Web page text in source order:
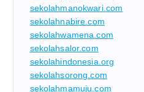
sekolahmanokwari.com
sekolahnabire.com
sekolahwamena.com
sekolahsalor.com
sekolahindonesia.org
sekolahsorong.com
sekolahmamuju.com